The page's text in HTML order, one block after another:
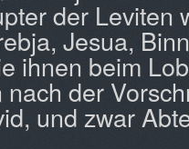
der Leviten
Jesua,
ihnen beim
der
und zwar